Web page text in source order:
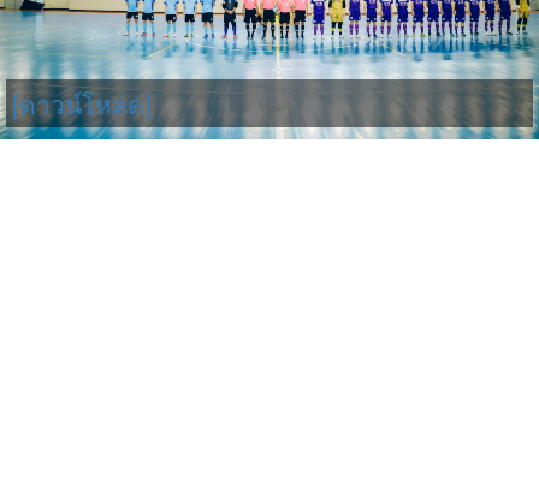
[ดาวน์โหลด]